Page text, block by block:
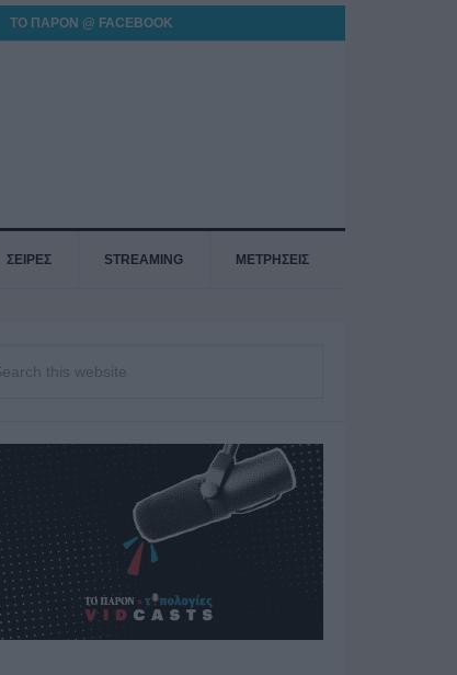
ΤΟ ΠΑΡΟΝ @ FACEBOOK
ΣΕΙΡΕΣ STREAMING ΜΕΤΡΗΣΕΙΣ